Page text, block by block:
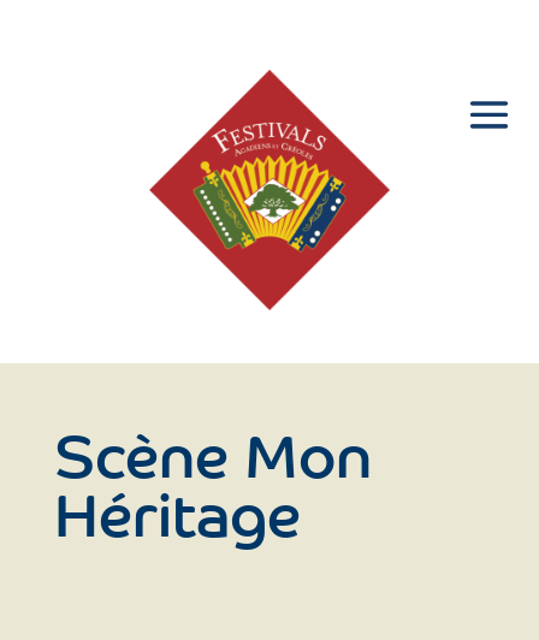
Scène Mon
Héritage